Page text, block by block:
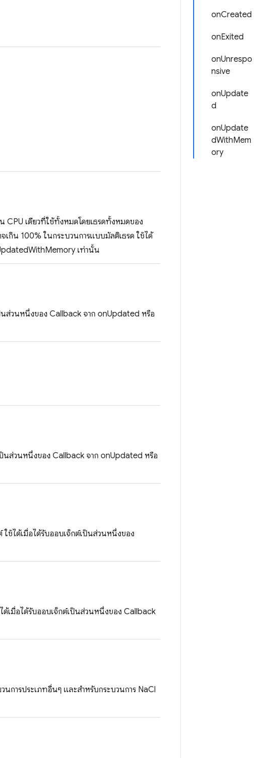
onCreated
onExited
onUnrespo
nsive
onUpdate
d
onUpdate
dWithMem
ory
CPU เดียวที่ใช้ทั้งหมดโดยเธรดทั้งหมดของ
กิน 100% ในกระบวนการแบบมัลติเธรด ใช้ได้
เท่านั้น
นส่วนหนึ่งของ Callback จาก onUpdated หรือ
ป็นส่วนหนึ่งของ Callback จาก onUpdated หรือ
ช้ได้เมื่อได้รับออบเจ็กต์เป็นส่วนหนึ่งของ
ด้เมื่อได้รับออบเจ็กต์เป็นส่วนหนึ่งของ Callback
การประเภทอื่นๆ และสำหรับกระบวนการ NaCl